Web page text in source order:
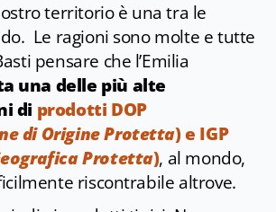
territorio è una tra le
Le ragioni sono molte e tutte
pensare che l’Emilia
una delle più alte
di prodotti DOP
di Origine Protetta) e IGP
Protetta), al mondo,
riscontrabile altrove.